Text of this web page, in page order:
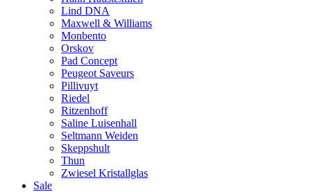
Lind DNA
Maxwell & Williams
Monbento
Orskov
Pad Concept
Peugeot Saveurs
Pillivuyt
Riedel
Ritzenhoff
Saline Luisenhall
Seltmann Weiden
Skeppshult
Thun
Zwiesel Kristallglas
Sale